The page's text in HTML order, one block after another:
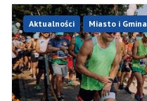
Aktualności Miasto i Gmina